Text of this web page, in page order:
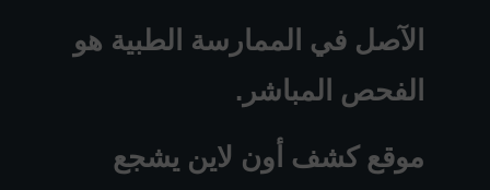
الآصل في الممارسة الطبية هو
الفحص المباشر.
موقع كشف أون لاين يشجع